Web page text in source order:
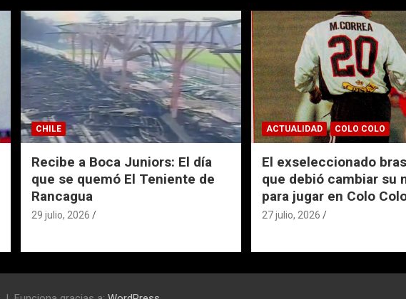
CHILE
Recibe a Boca Juniors: El día
que se quemó El Teniente de
Rancagua
29 julio, 2026
ACTUALIDAD COLO COLO
El exseleccionado
que debió cambiar su
para jugar en Colo
27 julio, 2026